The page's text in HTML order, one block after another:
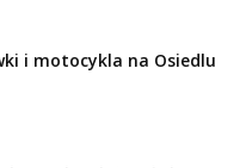
i motocykla na Osiedlu